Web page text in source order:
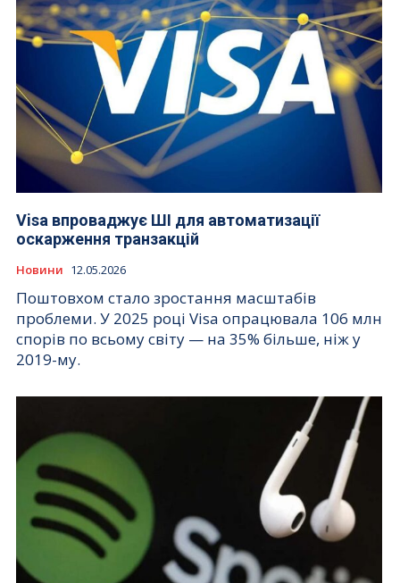
Visa впроваджує ШІ для автоматизації
оскарження транзакцій
Новини 12.05.2026
Поштовхом стало зростання масштабів
проблеми. У 2025 році Visa опрацювала 106 млн
спорів по всьому світу — на 35% більше, ніж у
2019-му.